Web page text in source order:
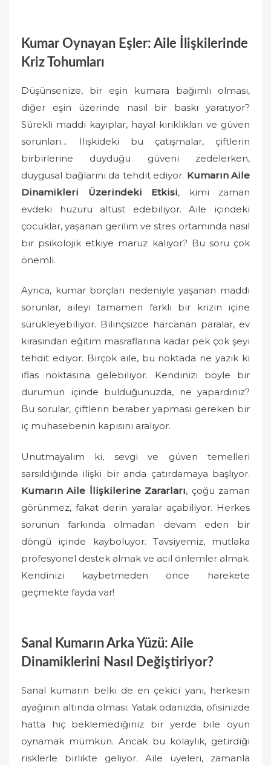
Kumar Oynayan Eşler: Aile İlişkilerinde
Kriz Tohumları
Düşünsenize, bir eşin kumara bağımlı olması,
diğer eşin üzerinde nasıl bir baskı yaratıyor?
Sürekli maddi kayıplar, hayal kırıklıkları ve güven
sorunları… İlişkideki bu çatışmalar, çiftlerin
birbirlerine duyduğu güveni zedelerken,
duygusal bağlarını da tehdit ediyor. Kumarın Aile
Dinamikleri Üzerindeki Etkisi, kimi zaman
evdeki huzuru altüst edebiliyor. Aile içindeki
çocuklar, yaşanan gerilim ve stres ortamında nasıl
bir psikolojik etkiye maruz kalıyor? Bu soru çok
önemli.
Ayrıca, kumar borçları nedeniyle yaşanan maddi
sorunlar, aileyi tamamen farklı bir krizin içine
sürükleyebiliyor. Bilinçsizce harcanan paralar, ev
kirasından eğitim masraflarına kadar pek çok şeyi
tehdit ediyor. Birçok aile, bu noktada ne yazık ki
iflas noktasına gelebiliyor. Kendinizi böyle bir
durumun içinde bulduğunuzda, ne yapardınız?
Bu sorular, çiftlerin beraber yapması gereken bir
iç muhasebenin kapısını aralıyor.
Unutmayalım ki, sevgi ve güven temelleri
sarsıldığında ilişki bir anda çatırdamaya başlıyor.
Kumarın Aile İlişkilerine Zararları, çoğu zaman
görünmez, fakat derin yaralar açabiliyor. Herkes
sorunun farkında olmadan devam eden bir
döngü içinde kayboluyor. Tavsiyemiz, mutlaka
profesyonel destek almak ve acil önlemler almak.
Kendinizi kaybetmeden önce harekete
geçmekte fayda var!
Sanal Kumarın Arka Yüzü: Aile
Dinamiklerini Nasıl Değiştiriyor?
Sanal kumarın belki de en çekici yanı, herkesin
ayağının altında olması. Yatak odanızda, ofisinizde
hatta hiç beklemediğiniz bir yerde bile oyun
oynamak mümkün. Ancak bu kolaylık, getirdiği
risklerle birlikte geliyor. Aile üyeleri, zamanla